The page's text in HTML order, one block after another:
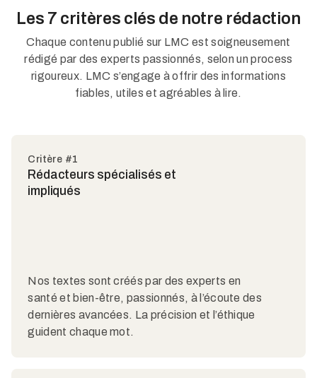
Les 7 critères clés de notre rédaction
Chaque contenu publié sur LMC est soigneusement
rédigé par des experts passionnés, selon un process
rigoureux. LMC s’engage à offrir des informations
fiables, utiles et agréables à lire.
Critère #1
Rédacteurs spécialisés et
impliqués
Nos textes sont créés par des experts en
santé et bien-être, passionnés, à l’écoute des
dernières avancées. La précision et l’éthique
guident chaque mot.